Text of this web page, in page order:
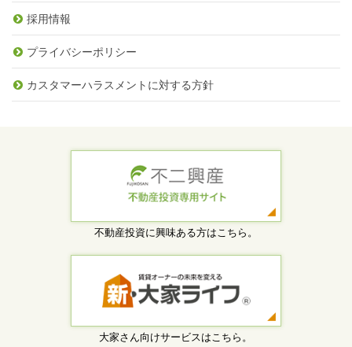
採用情報
プライバシーポリシー
カスタマーハラスメントに対する方針
不動産投資に興味ある方はこちら。
大家さん向けサービスはこちら。